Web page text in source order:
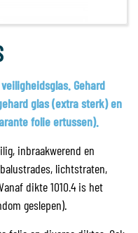
Gehard
glas (extra sterk) en
folie ertussen).
inbraakwerend en
lichtstraten,
dikte 1010.4 is het
geslepen).